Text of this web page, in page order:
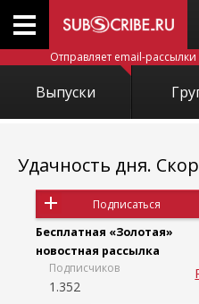
Отправляет email-
Выпуски
Удачность дня.
Подписаться
Бесплатная «Золотая»
новостная рассылка
Подписчиков
1.352